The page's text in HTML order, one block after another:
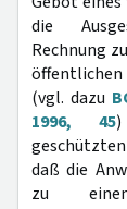
die
Rechnung
(vgl. dazu
1996, 45
daß die
zu